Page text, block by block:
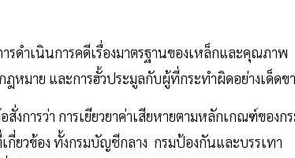
ดำเนินการคดีเรื่องมาตรฐานของเหล็กและคุณภาพ
หมาย และการฮั้วประมูลกับผู้ที่กระทำผิดอย่างเด็ดข
งการว่า การเยียวยาค่าเสียหายตามหลักเกณฑ์ของก
กี่ยวข้อง ทั้งกรมบัญชีกลาง กรมป้องกันและบรรเทา